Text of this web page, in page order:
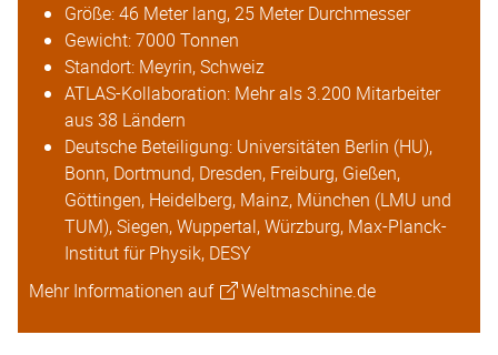
Größe: 46 Meter lang, 25 Meter Durchmesser
Gewicht: 7000 Tonnen
Standort: Meyrin, Schweiz
ATLAS-Kollaboration: Mehr als 3.200 Mitarbeiter
aus 38 Ländern
Deutsche Beteiligung: Universitäten Berlin (HU),
Bonn, Dortmund, Dresden, Freiburg, Gießen,
Göttingen, Heidelberg, Mainz, München (LMU und
TUM), Siegen, Wuppertal, Würzburg, Max-Planck-
Institut für Physik, DESY
Mehr Informationen auf
Weltmaschine.de